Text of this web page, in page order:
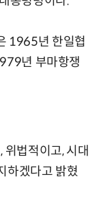
1965년 한일협
년 부마항쟁
법적이고, 시대
하겠다고 밝혔